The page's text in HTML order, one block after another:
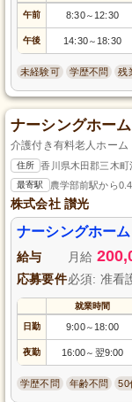
午前 8:30～ 12:30
午後 14:30～ 18:30
未経験可 学歴不問 残
ナーシングホー
介護付き有料老人ホーム
住所 香川県木田郡三木町
最寄駅 農学部前駅から
株式会社 讃光
ナーシングホー
給与 月給
応募要件必須: 准看
就業時間
日勤 9:00～ 18:00
夜勤 16:00～ 翌9:00
学歴不問 年齢不問 50